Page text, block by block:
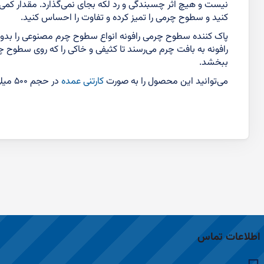
نیست و هیچ اثر چسبندگی و رد لکه بجای نمی‌گذارد. مقدار
کنید و سطوح چرمی را تمیز کرده و تفاوت را احساس کنید.
پاک کننده سطوح چرمی رافونه انواع سطوح چرم مصنوعی را
رافونه به بافت چرم می‌رسند تا کثیفی و خاکی را که روی
ببخشد.
می‌توانید این محصول را به صورتکارتنی عمده در حجم ۵۰۰ میلی لیتر و
اطلاعات تماس